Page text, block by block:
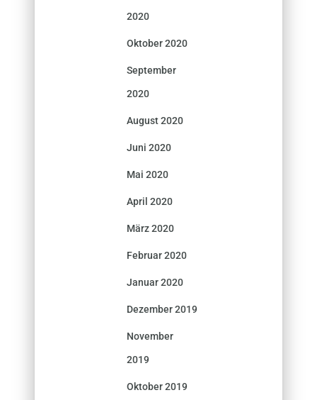
2020
Oktober 2020
September
2020
August 2020
Juni 2020
Mai 2020
April 2020
März 2020
Februar 2020
Januar 2020
Dezember 2019
November
2019
Oktober 2019